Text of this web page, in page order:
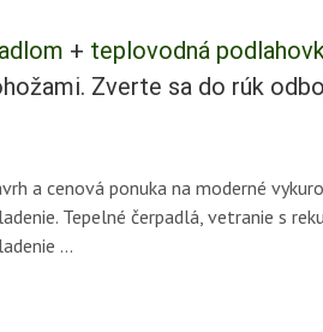
+ teplovodná
Zverte sa do rúk
a cenová ponuka na moderné
Tepelné čerpadlá, vetranie s
…